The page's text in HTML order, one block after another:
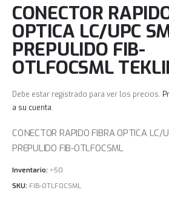
CONECTOR
OPTICA LC/UPC
PREPULIDO FIB-
OTLFOCSML
Debe estar registrado para ver los precios.
a su cuenta.
CONECTOR RAPIDO FIBRA OPTICA LC/
PREPULIDO FIB-OTLFOCSML
Inventario: >50
SKU: FIB-OTLFOCSML